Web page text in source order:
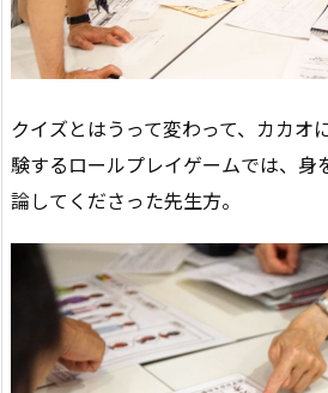
クイズとはうって変わって、カカオ
験するロールプレイゲームでは、身
論してくださった先生方。